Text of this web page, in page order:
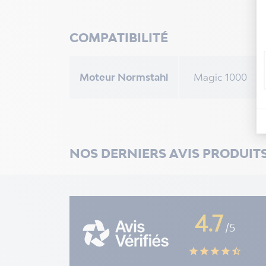
COMPATIBILITÉ
Moteur Normstahl Magic 1000
NOS DERNIERS AVIS
4.7 /5
star star star star star_half